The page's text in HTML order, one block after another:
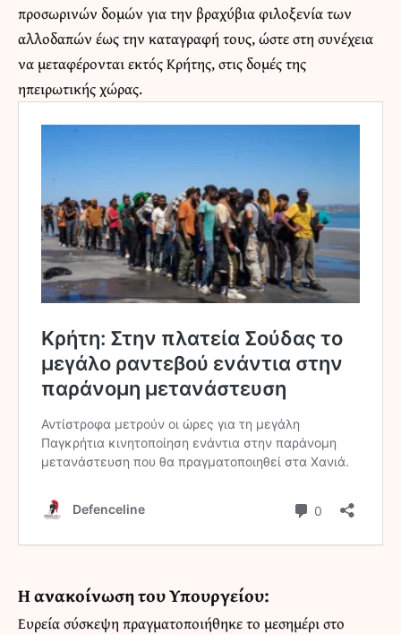
προσωρινών δομών για την βραχύβια φιλοξενία των
αλλοδαπών έως την καταγραφή τους, ώστε στη συνέχεια
να μεταφέρονται εκτός Κρήτης, στις δομές της
ηπειρωτικής χώρας.
Η ανακοίνωση του Υπουργείου:
Ευρεία σύσκεψη πραγματοποιήθηκε το μεσημέρι στο